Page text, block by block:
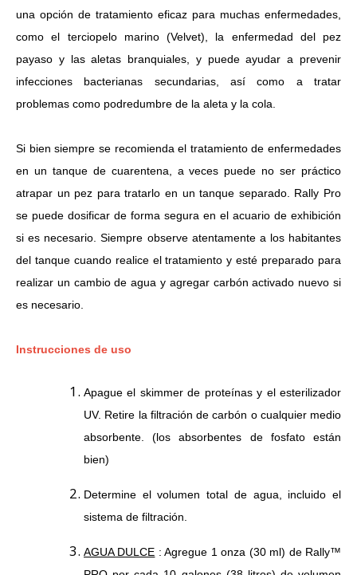
una opción de tratamiento eficaz para muchas enfermedades,
como el terciopelo marino (Velvet), la enfermedad del pez
payaso y las aletas branquiales, y puede ayudar a prevenir
infecciones bacterianas secundarias, así como a tratar
problemas como podredumbre de la aleta y la cola.
Si bien siempre se recomienda el tratamiento de enfermedades
en un tanque de cuarentena, a veces puede no ser práctico
atrapar un pez para tratarlo en un tanque separado. Rally Pro
se puede dosificar de forma segura en el acuario de exhibición
si es necesario.Siempre observe atentamente a los habitantes
del tanque cuando realice el tratamiento y esté preparado para
realizar un cambio de agua y agregar carbón activado nuevo si
es necesario.
Instrucciones de uso
Apague el skimmer de proteínas y el esterilizador
UV. Retire la filtración de carbón o cualquier medio
absorbente.(los absorbentes de fosfato están
bien)
Determine el volumen total de agua, incluido el
sistema de filtración.
AGUA DULCE : Agregue 1 onza (30 ml) de Rally™